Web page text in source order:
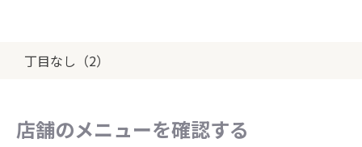
丁目なし（2）
店舗のメニューを確認する